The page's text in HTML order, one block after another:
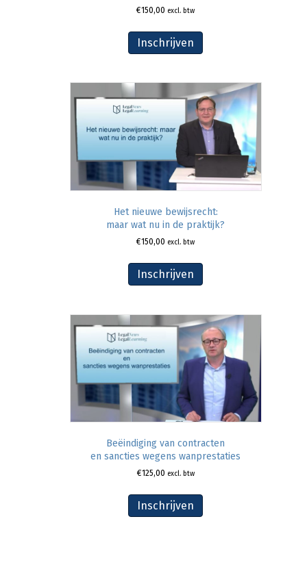
€150,00 excl. btw
Inschrijven
Het nieuwe bewijsrecht:
maar wat nu in de praktijk?
€150,00 excl. btw
Inschrijven
Beëindiging van contracten
en sancties wegens wanprestaties
€125,00 excl. btw
Inschrijven